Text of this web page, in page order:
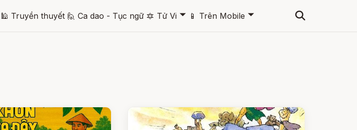
🕌 Truyền thuyết 🙋 Ca dao - Tục ngữ 🔯 Tử Vi 🞃 📱 Trên Mobile 🞃